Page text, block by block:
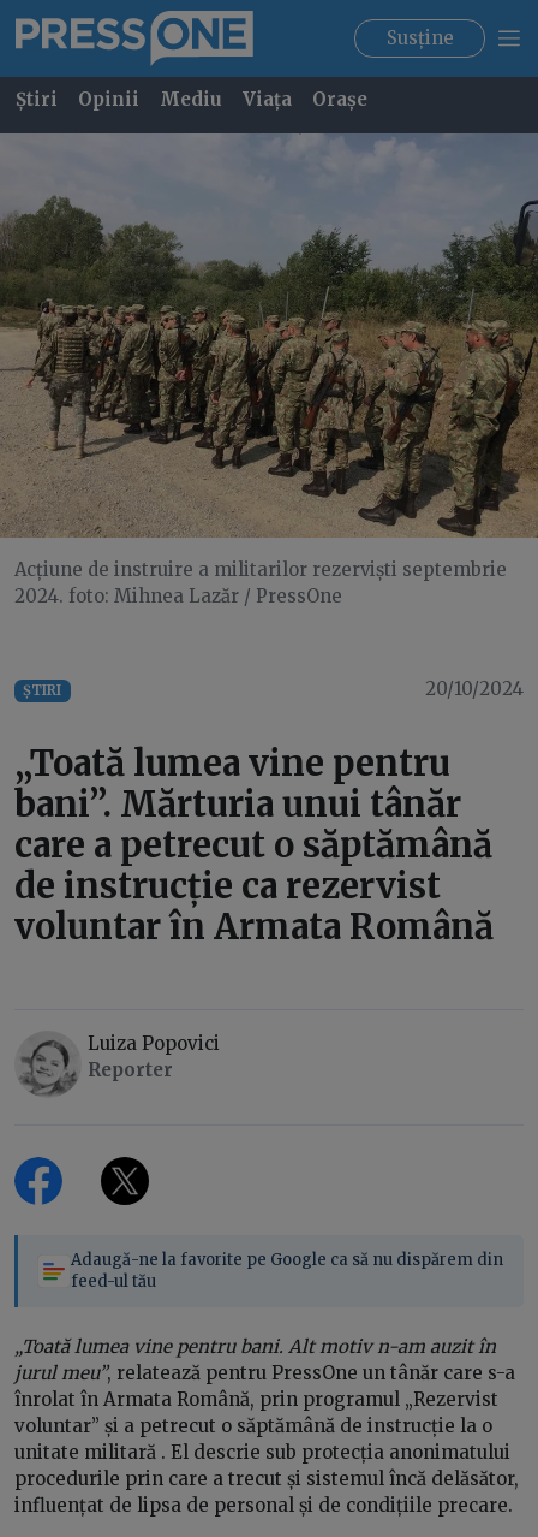
Susține
Știri Opinii Mediu Viața Orașe
Acțiune de instruire a militarilor rezerviști septembrie
2024. foto: Mihnea Lazăr / PressOne
ȘTIRI 20/10/2024
„Toată lumea vine pentru
bani”. Mărturia unui tânăr
care a petrecut o săptămână
de instrucție ca rezervist
voluntar în Armata Română
Luiza Popovici
Reporter
Adaugă-ne la favorite pe Google ca să nu dispărem din
feed-ul tău
„Toată lumea vine pentru bani. Alt motiv n-am auzit în
jurul meu”, relatează pentru PressOne un tânăr care s-a
înrolat în Armata Română, prin programul „Rezervist
voluntar” și a petrecut o săptămână de instrucție la o
unitate militară . El descrie sub protecția anonimatului
procedurile prin care a trecut și sistemul încă delăsător,
influențat de lipsa de personal și de condițiile precare.